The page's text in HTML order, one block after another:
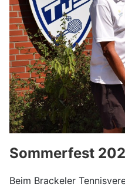
Sommerfest
Beim Brackeler